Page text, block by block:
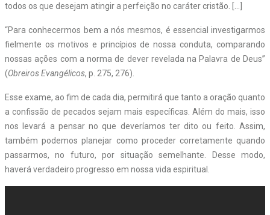
todos os que desejam atingir a perfeição no caráter cristão. […]
“Para conhecermos bem a nós mesmos, é essencial investigarmos
fielmente os motivos e princípios de nossa conduta, comparando
nossas ações com a norma de dever revelada na Palavra de Deus”
(Obreiros Evangélicos, p. 275, 276).
Esse exame, ao fim de cada dia, permitirá que tanto a oração quanto
a confissão de pecados sejam mais específicas. Além do mais, isso
nos levará a pensar no que deveríamos ter dito ou feito. Assim,
também podemos planejar como proceder corretamente quando
passarmos, no futuro, por situação semelhante. Desse modo,
haverá verdadeiro progresso em nossa vida espiritual.